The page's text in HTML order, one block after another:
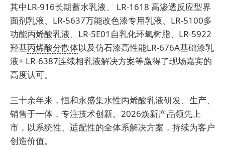
其中LR-916长期蓄水乳液、 LR-1618 高渗透反应型界
面剂乳液、LR-5637万能改色漆专用乳液、LR-5100多
功能丙烯酸乳液、LR-5E01自乳化环氧树脂、LR-5922
羟基丙烯酸分散体以及仿石漆高性能LR-676A基础漆乳
液+ LR-6387连续相乳液解决方案等赢得了现场嘉宾的
高度认可。
三十余年来，恒和永盛集水性丙烯酸乳液研发、生产、
销售于一体，专注技术创新。2026焕新产品领先上
市，以系统性、适配性的全体系解决方案，持续为客户
创造价值。